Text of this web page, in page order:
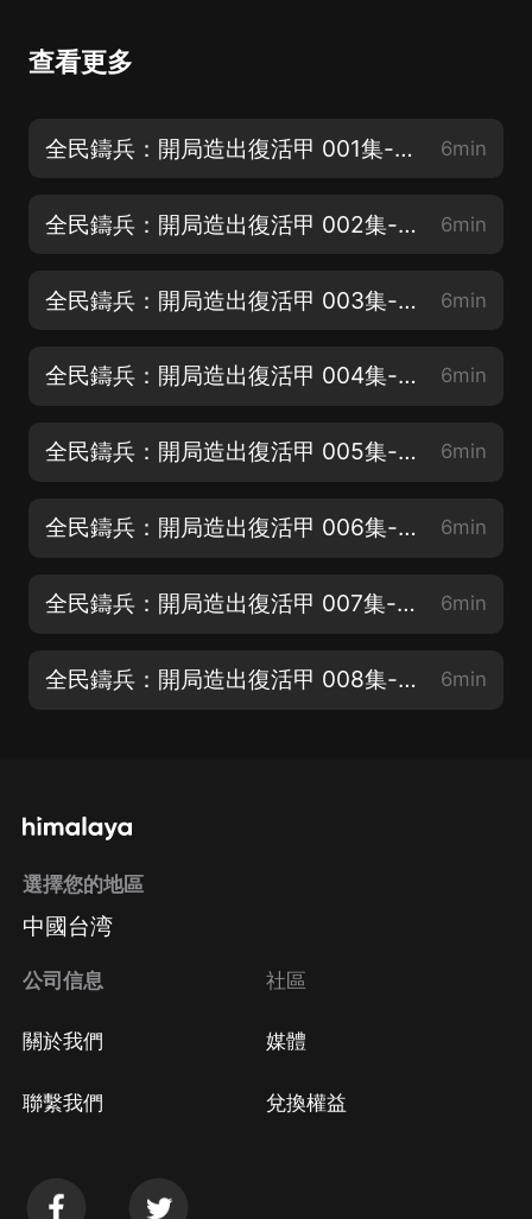
查看更多
全民鑄兵：開局造出復活甲 001集-穿越了 6min
全民鑄兵：開局造出復活甲 002集-神兵武庫 6min
全民鑄兵：開局造出復活甲 003集-粉色復活節 6min
全民鑄兵：開局造出復活甲 004集-時間到 6min
全民鑄兵：開局造出復活甲 005集-故意交白卷 6min
全民鑄兵：開局造出復活甲 006集-考場出現復活甲 6min
全民鑄兵：開局造出復活甲 007集-不在看重成績 6min
全民鑄兵：開局造出復活甲 008集-就没好好修煉 6min
選擇您的地區
中國台湾
公司信息
關於我們
聯繫我們
社區
媒體
兌換權益